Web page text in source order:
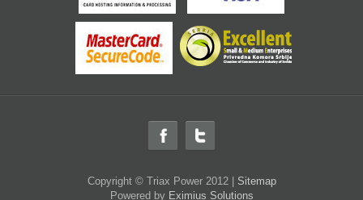
Copyright © Triax Power2012 | Sitemap
Powered by Eximius Solutions